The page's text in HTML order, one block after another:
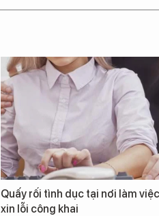
Quấy rối tình dục tại nơi làm
xin lỗi công khai